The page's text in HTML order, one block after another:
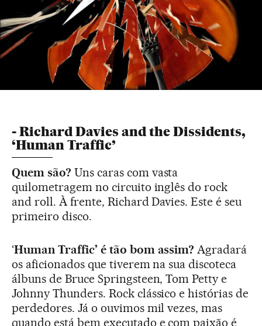
- Richard Davies and the Dissidents,
‘Human Traffic’
Quem são? Uns caras com vasta
quilometragem no circuito inglês do rock
and roll. À frente, Richard Davies. Este é seu
primeiro disco.
‘Human Traffic’ é tão bom assim?Agradará
os aficionados que tiverem na sua discoteca
álbuns de Bruce Springsteen, Tom Petty e
Johnny Thunders. Rock clássico e histórias de
perdedores. Já o ouvimos mil vezes, mas
quando está bem executado e com paixão é